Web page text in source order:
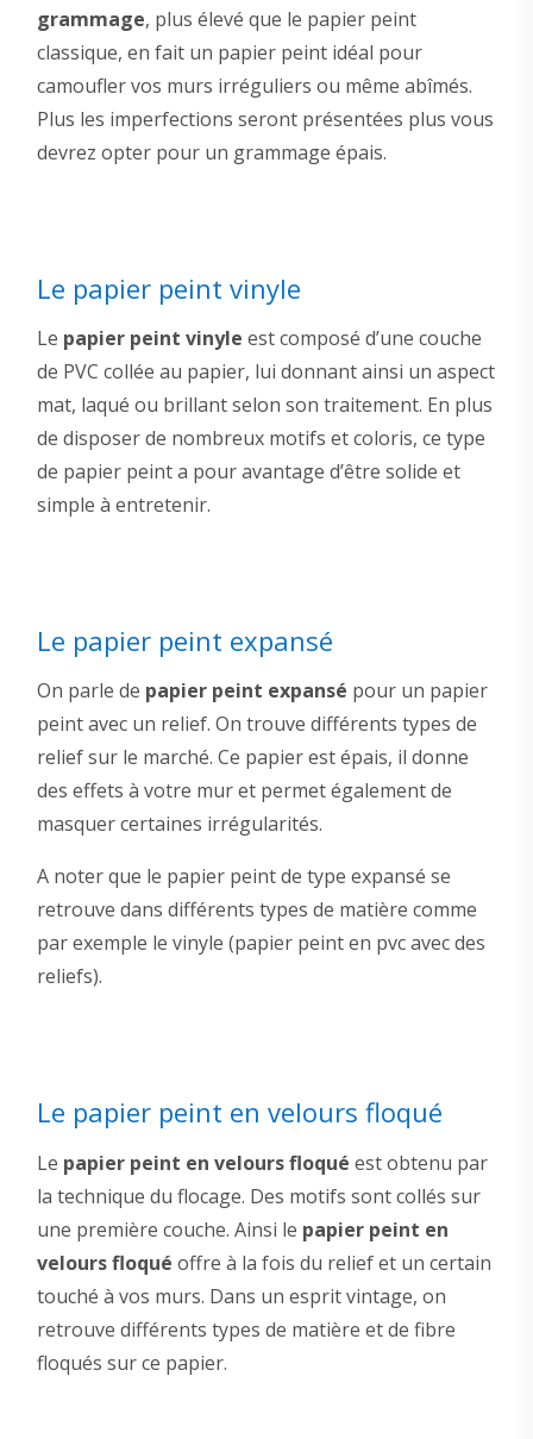
grammage, plus élevé que le papier peint
classique, en fait un papier peint idéal pour
camoufler vos murs irréguliers ou même abîmés.
Plus les imperfections seront présentées plus vous
devrez opter pour un grammage épais.
Le papier peint vinyle
Le papier peint vinyle est composé d’une couche
de PVC collée au papier, lui donnant ainsi un aspect
mat, laqué ou brillant selon son traitement. En plus
de disposer de nombreux motifs et coloris, ce type
de papier peint a pour avantage d’être solide et
simple à entretenir.
Le papier peint expansé
On parle de papier peint expansé pour un papier
peint avec un relief. On trouve différents types de
relief sur le marché. Ce papier est épais, il donne
des effets à votre mur et permet également de
masquer certaines irrégularités.
A noter que le papier peint de type expansé se
retrouve dans différents types de matière comme
par exemple le vinyle (papier peint en pvc avec des
reliefs).
Le papier peint en velours floqué
Le papier peint en velours floqué est obtenu par
la technique du flocage. Des motifs sont collés sur
une première couche. Ainsi le papier peint en
velours floqué offre à la fois du relief et un certain
touché à vos murs. Dans un esprit vintage, on
retrouve différents types de matière et de fibre
floqués sur ce papier.